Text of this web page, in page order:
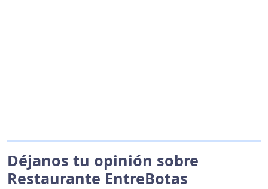
Déjanos tu opinión sobre
Restaurante EntreBotas